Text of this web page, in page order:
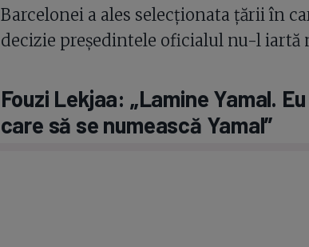
Barcelonei a ales selecționata țării în
decizie președintele oficialul nu-l iartă
Fouzi Lekjaa: „Lamine Yamal.
care să se numească Yamal”